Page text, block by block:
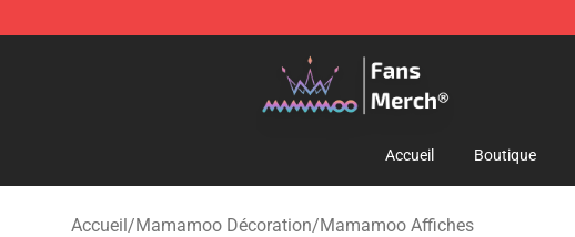
Mamamoo Store - Official Mamamoo Merchandise Shop
Accueil Boutique
Accueil/Mamamoo Décoration/Mamamoo Affiches